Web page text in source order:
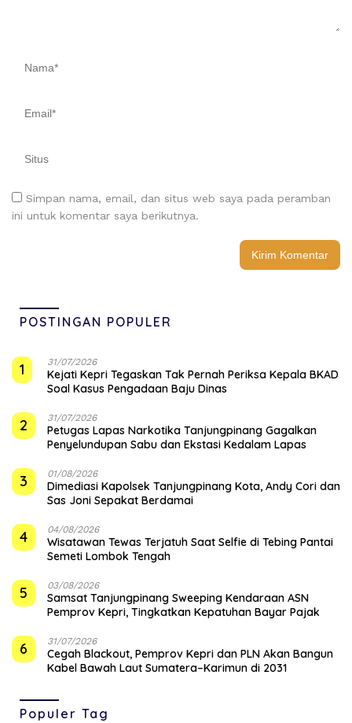
Simpan nama, email, dan situs web saya pada peramban
ini untuk komentar saya berikutnya.
POSTINGAN POPULER
1 31/07/2026
Kejati Kepri Tegaskan Tak Pernah Periksa Kepala BKAD
Soal Kasus Pengadaan Baju Dinas
2 31/07/2026
Petugas Lapas Narkotika Tanjungpinang Gagalkan
Penyelundupan Sabu dan Ekstasi Kedalam Lapas
3 01/08/2026
Dimediasi Kapolsek Tanjungpinang Kota, Andy Cori dan
Sas Joni Sepakat Berdamai
4 04/08/2026
Wisatawan Tewas Terjatuh Saat Selfie di Tebing Pantai
Semeti Lombok Tengah
5 03/08/2026
Samsat Tanjungpinang Sweeping Kendaraan ASN
Pemprov Kepri, Tingkatkan Kepatuhan Bayar Pajak
6 31/07/2026
Cegah Blackout, Pemprov Kepri dan PLN Akan Bangun
Kabel Bawah Laut Sumatera–Karimun di 2031
Populer Tag